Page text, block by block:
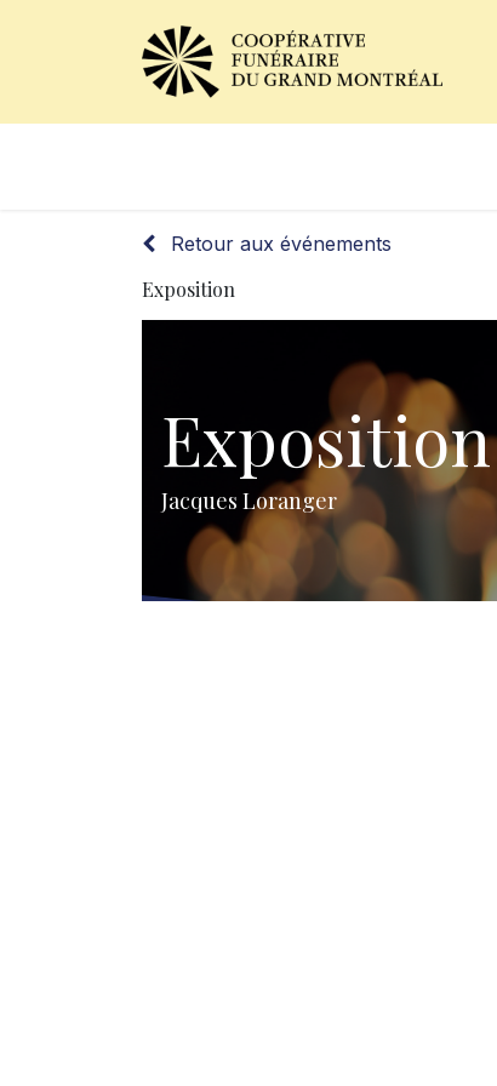
Retour aux événements
Exposition
Exposition
Jacques Loranger